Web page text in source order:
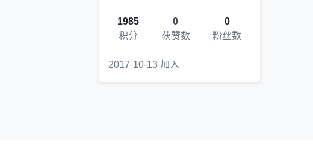
1985
积分
0
获赞数
0
粉丝数
2017-10-13 加入